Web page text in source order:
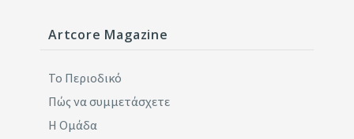
Artcore Magazine
Το Περιοδικό
Πώς να συμμετάσχετε
Η Ομάδα